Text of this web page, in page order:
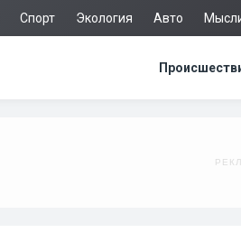
Спорт Экология Авто